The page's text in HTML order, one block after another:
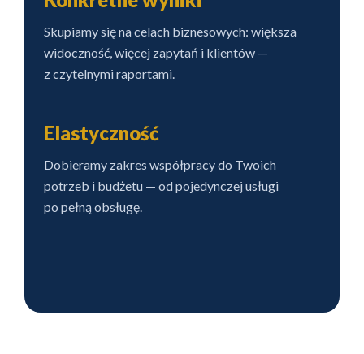
Skupiamy się na celach biznesowych: większa
widoczność, więcej zapytań i klientów —
z czytelnymi raportami.
Elastyczność
Dobieramy zakres współpracy do Twoich
potrzeb i budżetu — od pojedynczej usługi
po pełną obsługę.